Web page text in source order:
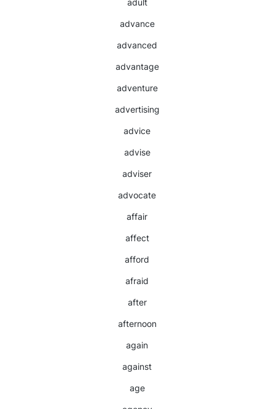
adult
advance
advanced
advantage
adventure
advertising
advice
advise
adviser
advocate
affair
affect
afford
afraid
after
afternoon
again
against
age